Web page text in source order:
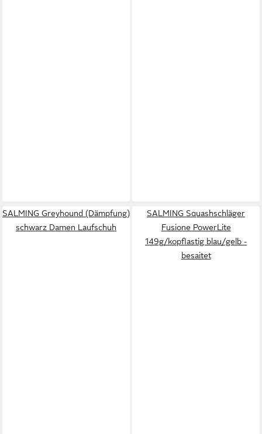
SALMING Greyhound (Dämpfung)
schwarz Damen Laufschuh
SALMING Squashschläger
Fusione PowerLite
149g/kopflastig blau/gelb -
besaitet